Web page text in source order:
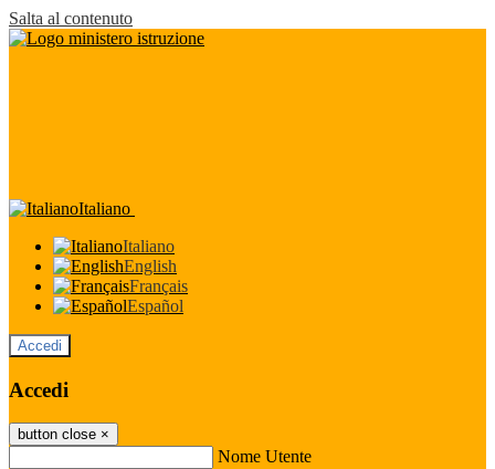
Salta al contenuto
Italiano
Italiano
English
Français
Español
Accedi
Accedi
button close ×
Nome Utente